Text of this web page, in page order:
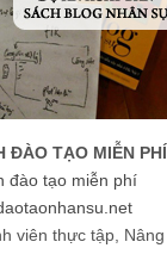
ĐÀO TẠO MIỄN PHÍ
đào tạo miễn phí
viên thực tập, Nâng